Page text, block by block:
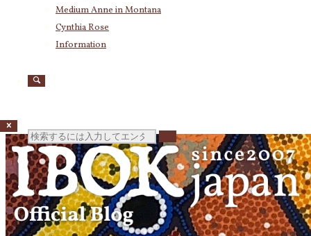
Medium Anne in Montana
Cynthia Rose
Information
検
索